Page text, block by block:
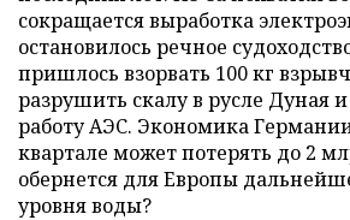
сокращается выработка
остановилось речное
пришлось взорвать 100 кг
разрушить скалу в русле Дуная
работу АЭС. Экономика
квартале может потерять до 2
обернется для Европы
уровня воды?